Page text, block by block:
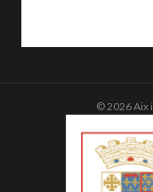
© 2026 Aix